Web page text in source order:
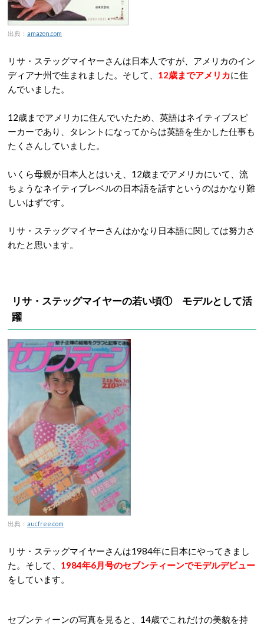
出典： amazon.com
リサ・ステッグマイヤーさんは日本人ですが、アメリカのイン
ディアナ州で生まれました。そして、 12歳までアメリカに住
んでいました。
12歳までアメリカに住んでいたため、英語はネイティブスピ
ーカーであり、タレントになってからは英語を生かした仕事も
たくさんしていました。
いくら母親が日本人とはいえ、12歳までアメリカにいて、流
ちょうなネイティブレベルの日本語を話すというのはかなり難
しいはずです。
リサ・ステッグマイヤーさんはかなり日本語に関しては努力さ
れたと思います。
リサ・ステッグマイヤーの若い頃① モデルとして活
躍
出典： aucfree.com
リサ・ステッグマイヤーさんは1984年に日本にやってきまし
た。そして、 1984年6月号のセブンティーンでモデルデビュー
をしています。
セブンティーンの写真を見ると、14歳でこれだけの美貌を持